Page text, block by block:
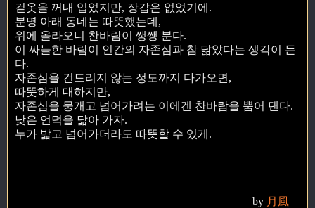
겉옷을 꺼내 입었지만, 장갑은 없었기에.
분명 아래 동네는 따뜻했는데,
위에 올라오니 찬바람이 쌩쌩 분다.
이 싸늘한 바람이 인간의 자존심과 참 닮았다는 생각이 든
다.
자존심을 건드리지 않는 정도까지 다가오면,
따뜻하게 대하지만,
자존심을 뭉개고 넘어가려는 이에겐 찬바람을 뿜어 댄다.
낮은 언덕을 닮아 가자.
누가 밟고 넘어가더라도 따뜻할 수 있게.
by 月風